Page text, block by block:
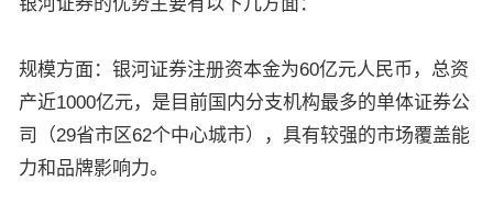
银河证券的优势主要有以下几方面：
规模方面：银河证券注册资本金为60亿元人民币，总资
产近1000亿元，是目前国内分支机构最多的单体证券公
司（29省市区62个中心城市），具有较强的市场覆盖能
力和品牌影响力。